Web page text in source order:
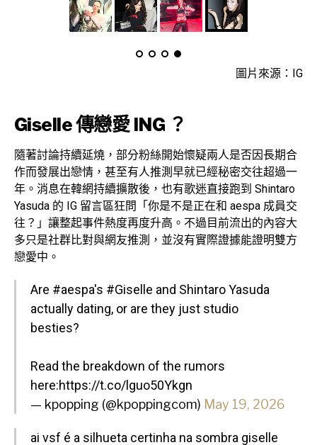
圖片來源：IG
Giselle 傳戀愛 ING ？
隨著討論持續延燒，部分粉絲開始懷疑兩人是否因長期合
作而發展出戀情，甚至有人推測早就已經秘密交往超過一
年。消息在韓網持續擴散後，也有歌迷直接跑到 Shintaro
Yasuda 的 IG 留言區狂問「你是不是正在和 aespa 成員交
往？」讓整起事件熱度再度升高。不過目前流出的內容大
多只是社群比對與網友推測，並沒有實際證據能證明雙方
戀愛中。
Are #aespa's #Giselle and Shintaro Yasuda
actually dating, or are they just studio
besties?
Read the breakdown of the rumors
here:https://t.co/lguo50Ykgn
— kpopping (@kpoppingcom) May 19, 2026
ai vsf é a silhueta certinha na sombra giselle